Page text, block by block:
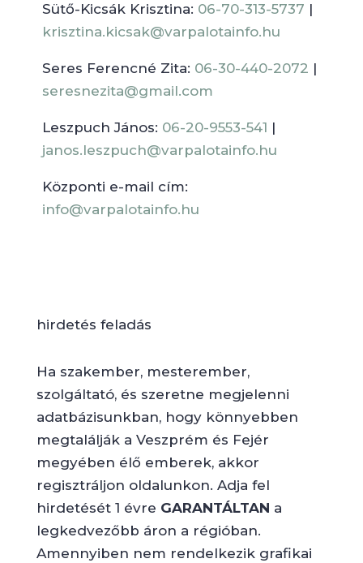
Sütő-Kicsák Krisztina: 06-70-313-5737 |
krisztina.kicsak@varpalotainfo.hu
Seres Ferencné Zita: 06-30-440-2072 |
seresnezita@gmail.com
Leszpuch János: 06-20-9553-541 |
janos.leszpuch@varpalotainfo.hu
Központi e-mail cím:
info@varpalotainfo.hu
hirdetés feladás
Ha szakember, mesterember,
szolgáltató, és szeretne megjelenni
adatbázisunkban, hogy könnyebben
megtalálják a Veszprém és Fejér
megyében élő emberek, akkor
regisztráljon oldalunkon. Adja fel
hirdetését 1 évre GARANTÁLTAN a
legkedvezőbb áron a régióban.
Amennyiben nem rendelkezik grafikai